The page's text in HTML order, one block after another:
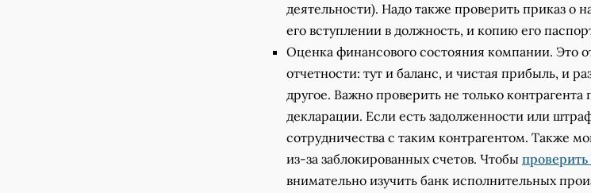
деятельности). Надо также проверить приказ о
его вступлении в должность, и копию его
Оценка финансового состояния компании. Это
отчетности: тут и баланс, и чистая прибыль, и
другое. Важно проверить не только
декларации. Если есть задолженности или
сотрудничества с таким контрагентом. Также
из-за заблокированных счетов. Чтобы проверить
внимательно изучить банк исполнительных